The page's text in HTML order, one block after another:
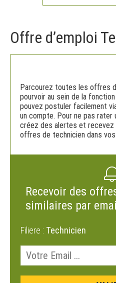
Offre d’emploi
Parcourez toutes les offres
pourvoir au sein de la
pouvez postuler facilement
un compte. Pour ne pas rater
créez des alertes et
offres de technicien dans vos
Recevoir des
similaires par email
Filiere : Technicien